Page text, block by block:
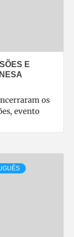
E
os
evento